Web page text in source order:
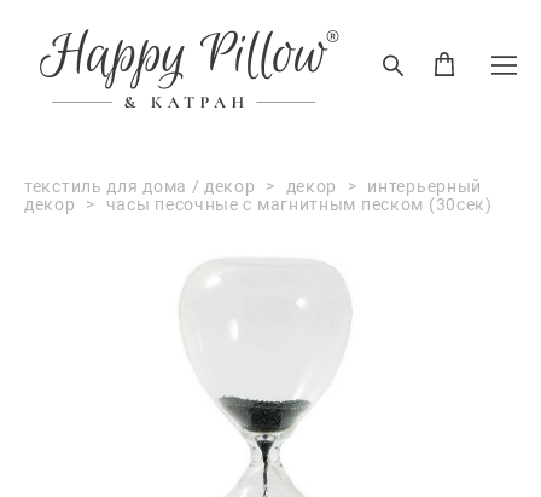
текстиль для дома / декор > декор > интерьерный
декор > часы песочные с магнитным песком (30сек)